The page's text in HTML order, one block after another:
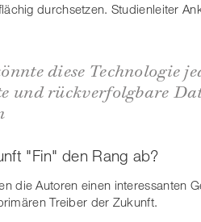
durchsetzen. Studienleiter
diese Technologie
und rückverfolgbare
"Fin" den Rang ab?
die Autoren einen interessanten
Treiber der Zukunft.